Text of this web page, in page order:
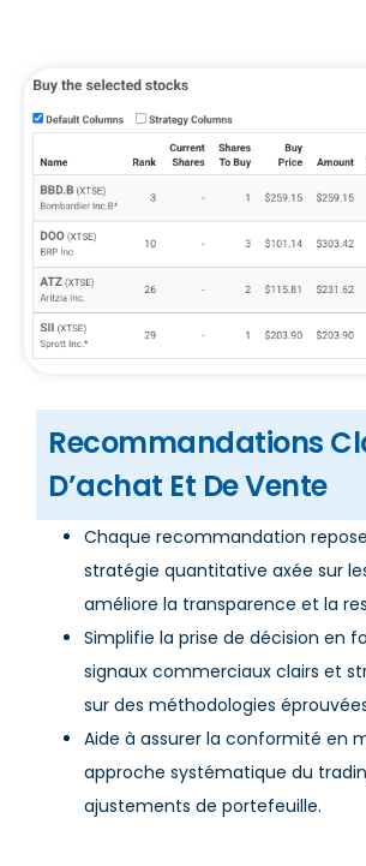
Recommandations
D’achat Et De Vente
Chaque recommandation
stratégie quantitative axée sur
améliore la transparence et la
Simplifie la prise de décision en
signaux commerciaux clairs et
sur des méthodologies
Aide à assurer la conformité en
approche systématique du
ajustements de portefeuille.